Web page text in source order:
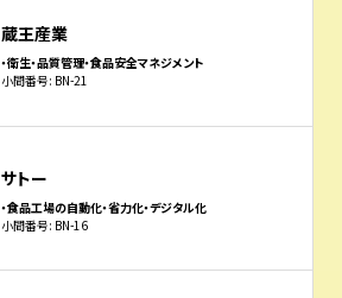
蔵王産業
・衛生・品質管理・食品安全マネジメント
小間番号: BN-21
サトー
・食品工場の自動化・省力化・デジタル化
小間番号: BN-16